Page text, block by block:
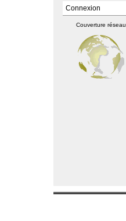
Connexion
Couverture réseau